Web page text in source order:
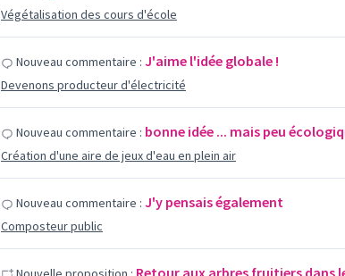
Végétalisation des cours d'école
Nouveau commentaire : J'aime l'idée globale !
Devenons producteur d'électricité
Nouveau commentaire : bonne idée ... mais peu
Création d'une aire de jeux d'eau en plein air
Nouveau commentaire : J'y pensais également
Composteur public
Retour aux arbres fruitiers dans